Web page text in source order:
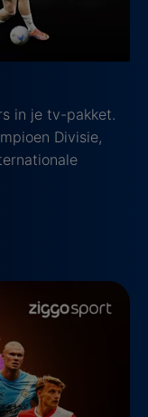
in je tv-pakket.
Divisie,